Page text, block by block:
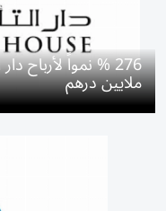
ملايين درهم